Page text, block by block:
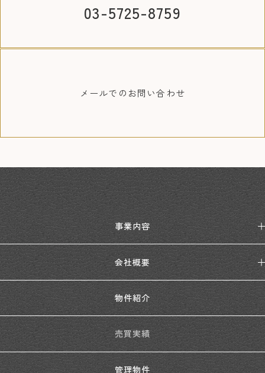
03-5725-8759
メールでの お問い合わせ
事業内容
会社概要
物件紹介
売買実績
管理物件